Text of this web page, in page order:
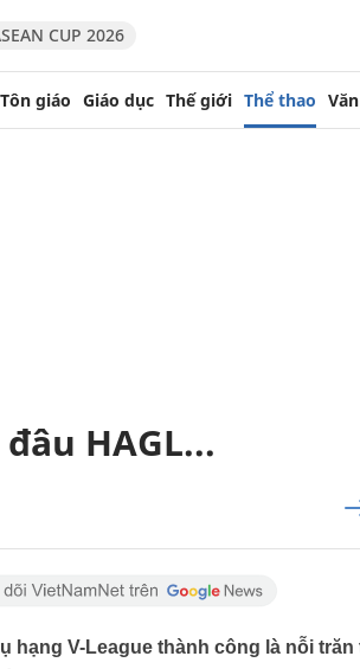
CUP 2026
giáo Giáo dục Thế giới Thể thao
HAGL...
hạng V-League thành công là nỗi